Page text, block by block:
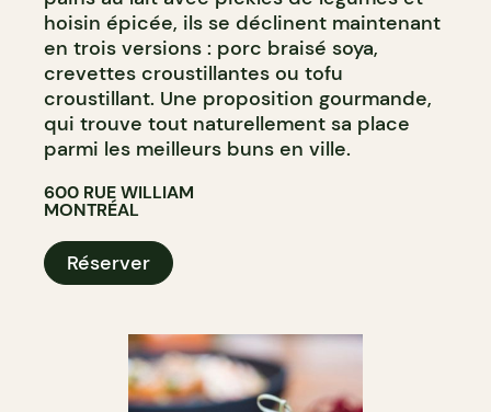
hoisin épicée, ils se déclinent maintenant
en trois versions : porc braisé soya,
crevettes croustillantes ou tofu
croustillant. Une proposition gourmande,
qui trouve tout naturellement sa place
parmi les meilleurs buns en ville.
600 RUE WILLIAM
MONTRÉAL
Réserver